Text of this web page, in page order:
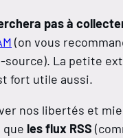
pas à
(on vous
source). La petite
fort utile aussi.
nos libertés et
que les flux RSS